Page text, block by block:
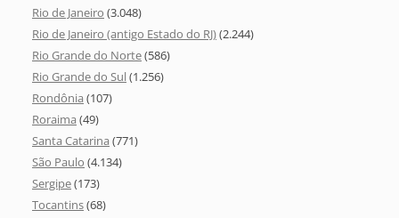
Rio de Janeiro (3.048)
Rio de Janeiro (antigo Estado do RJ)(2.244)
Rio Grande do Norte(586)
Rio Grande do Sul(1.256)
Rondônia (107)
Roraima (49)
Santa Catarina (771)
São Paulo (4.134)
Sergipe(173)
Tocantins(68)